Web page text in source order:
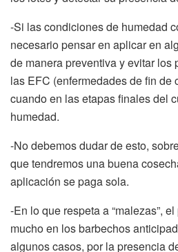
-Si las condiciones de humedad
necesario pensar en aplicar en
de manera preventiva y evitar los
las EFC (enfermedades de fin de
cuando en las etapas finales del
humedad.
-No debemos dudar de esto,
que tendremos una buena
aplicación se paga sola.
-En lo que respeta a “malezas”,
mucho en los barbechos
algunos casos, por la presencia